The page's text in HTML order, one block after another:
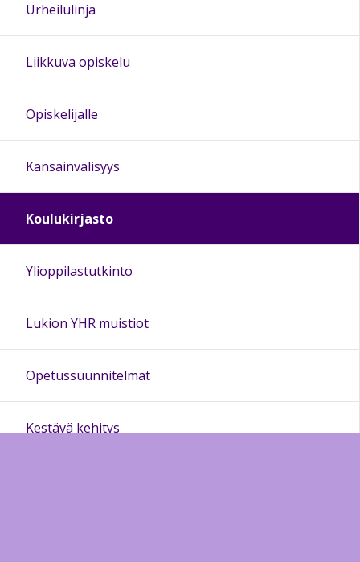
Urheilulinja
Liikkuva opiskelu
Opiskelijalle
Kansainvälisyys
Koulukirjasto
Ylioppilastutkinto
Lukion YHR muistiot
Opetussuunnitelmat
Kestävä kehitys